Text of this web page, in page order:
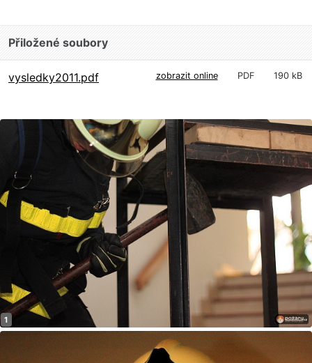
Přiložené soubory
vysledky2011.pdf zobrazit online PDF 190 kB